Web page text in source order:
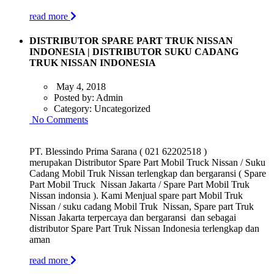
read more
DISTRIBUTOR SPARE PART TRUK NISSAN
INDONESIA | DISTRIBUTOR SUKU CADANG
TRUK NISSAN INDONESIA
May 4, 2018
Posted by: Admin
Category: Uncategorized
No Comments
PT. Blessindo Prima Sarana ( 021 62202518 )
merupakan Distributor Spare Part Mobil Truck Nissan / Suku
Cadang Mobil Truk Nissan terlengkap dan bergaransi ( Spare
Part Mobil Truck Nissan Jakarta / Spare Part Mobil Truk
Nissan indonsia ). Kami Menjual spare part Mobil Truk
Nissan / suku cadang Mobil Truk Nissan, Spare part Truk
Nissan Jakarta terpercaya dan bergaransi dan sebagai
distributor Spare Part Truk Nissan Indonesia terlengkap dan
aman
read more